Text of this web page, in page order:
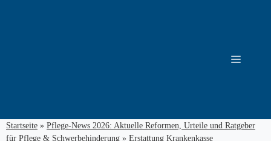
Menü
Startseite » Pflege-News 2026: Aktuelle Reformen, Urteile und Ratgeber
für Pflege & Schwerbehinderung » Erstattung Krankenkasse